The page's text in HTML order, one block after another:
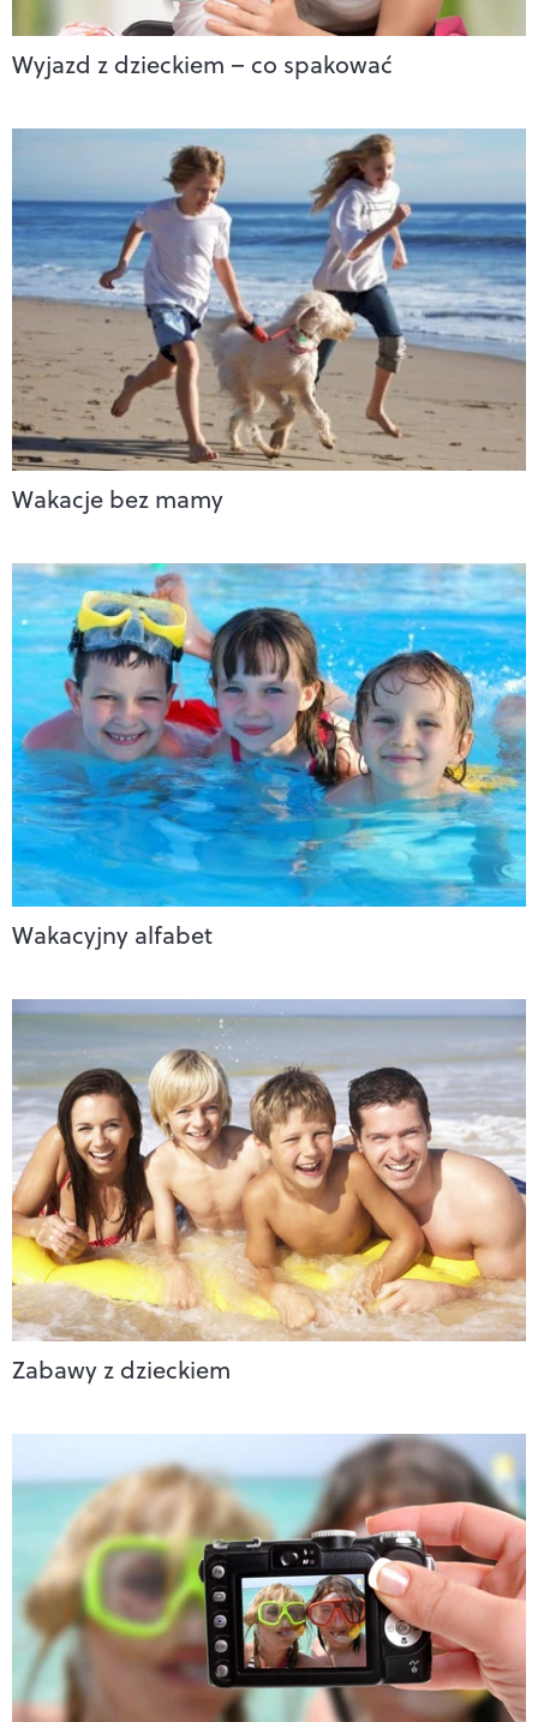
Wyjazd z dzieckiem – co spakować
Wakacje bez mamy
Wakacyjny alfabet
Zabawy z dzieckiem